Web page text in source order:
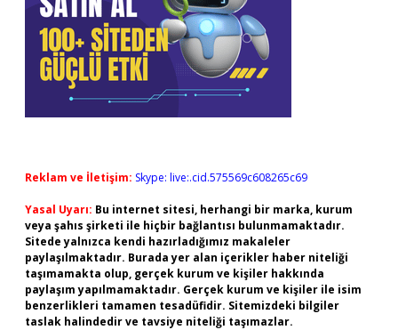
Reklam ve İletişim: Skype: live:.cid.575569c608265c69
Yasal Uyarı: Bu internet sitesi, herhangi bir marka, kurum
veya şahıs şirketi ile hiçbir bağlantısı bulunmamaktadır.
Sitede yalnızca kendi hazırladığımız makaleler
paylaşılmaktadır. Burada yer alan içerikler haber niteliği
taşımamakta olup, gerçek kurum ve kişiler hakkında
paylaşım yapılmamaktadır. Gerçek kurum ve kişiler ile isim
benzerlikleri tamamen tesadüfidir. Sitemizdeki bilgiler
taslak halindedir ve tavsiye niteliği taşımazlar.